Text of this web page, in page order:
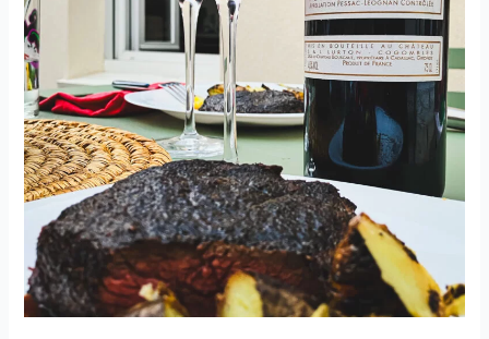
Pinot
noir
–
Domaine
Goisot
–
1997